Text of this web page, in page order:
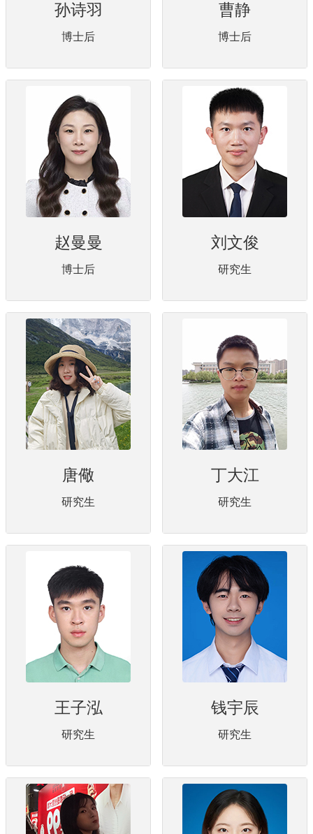
孙诗羽
博士后
曹静
博士后
赵曼曼
博士后
刘文俊
研究生
唐儆
研究生
丁大江
研究生
王子泓
研究生
钱宇辰
研究生